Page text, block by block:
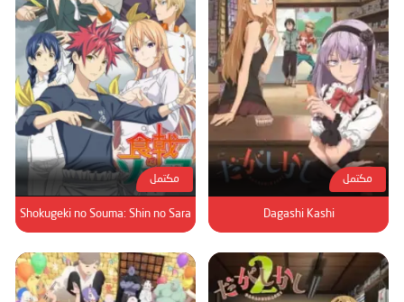
مكتمل
Dagashi Kashi
مكتمل
Shokugeki no Souma: Shin no Sara